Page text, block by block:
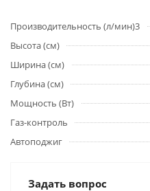
Производительность (л/мин)3
Высота (см)
Ширина (см)
Глубина (см)
Мощность (Вт)
Газ-контроль
Автоподжиг
Задать вопрос